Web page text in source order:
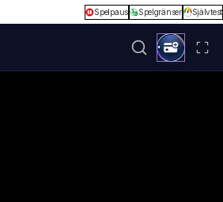
Spelpaus Spelgränser Självtest